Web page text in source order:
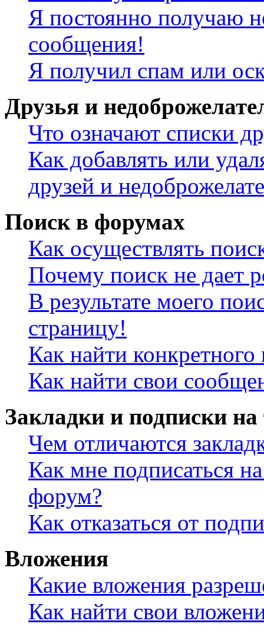
Я постоянно получаю
сообщения!
Я получил спам или
Друзья и
Что означают списки
Как добавлять или
друзей и
Поиск в форумах
Как осуществлять
Почему поиск не дает
В результате моего
страницу!
Как найти конкретного
Как найти свои
Закладки и подписки
Чем отличаются
Как мне подписаться
форум?
Как отказаться от
Вложения
Какие вложения
Как найти свои